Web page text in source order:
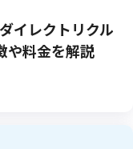
イレクトリクル
や料金を解説